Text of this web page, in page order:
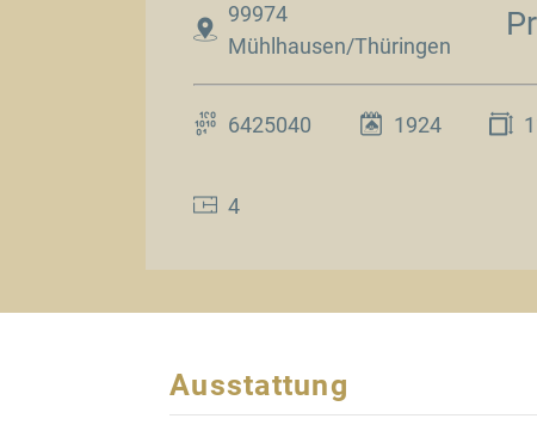
99974
Mühlhausen/Thüringen
6425040 1924
4
Ausstattung